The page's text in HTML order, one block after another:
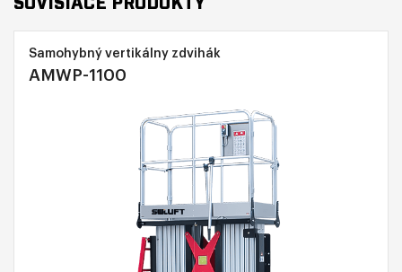
Samohybný vertikálny zdvihák
AMWP-1100